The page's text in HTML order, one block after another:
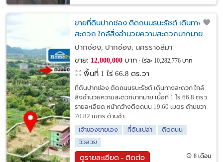
ขายที่ดินปากช่อง ติดถนนธนะรัชต์ เดินทาง
สะดวก ใกล้สิ่งอำนวยความสะดวกมากมาย
ปากช่อง, ปากช่อง, นครราชสีมา
ขาย: 12,000,000บาท ไร่ละ 10,282,776 บาท
พื้นที่ 1 ไร่ 66.8 ตร.วา
ที่ดินปากช่อง ติดถนนธนะรัชต์ เดินทางสะดวก ใกล้
สิ่งอำนวยความสะดวกมากมาย เนื้อที่ 1 ไร่ 66.8 ตรว.
รายละเอียด หน้ากว้างติดถนน 19.60 เมตร ด้านขวา
70.82 เมตร ด้านซ้า
เจ้าของขายเอง
ที่ดินเปล่า
ติดถนน
วิวสวย
ดูรายละเอียด - ติดต่อ 8 เดือน